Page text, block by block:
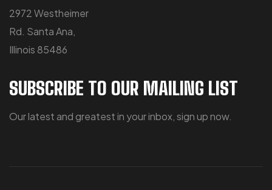
2972 Westheimer
Rd. Santa Ana,
Illinois 85486
SUBSCRIBE TO OUR MAILING LIST
Our latest and greatest in your inbox, sign up now.